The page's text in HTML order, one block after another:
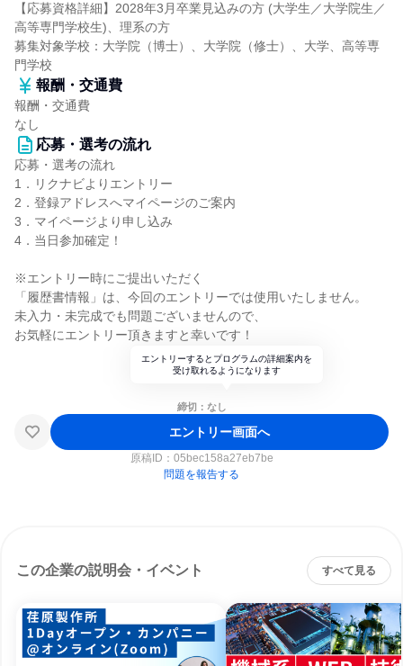
【応募資格詳細】2028年3月卒業見込みの方 (大学生／大学院生／
高等専門学校生)、理系の方
募集対象学校：大学院（博士）、大学院（修士）、大学、高等専
門学校
報酬・交通費
報酬・交通費
なし
応募・選考の流れ
応募・選考の流れ
1．リクナビよりエントリー
2．登録アドレスへマイページのご案内
3．マイページより申し込み
4．当日参加確定！
※エントリー時にご提出いただく
「履歴書情報」は、今回のエントリーでは使用いたしません。
未入力・未完成でも問題ございませんので、
お気軽にエントリー頂きますと幸いです！
エントリーするとプログラムの詳細案内を
受け取れるようになります
締切：なし
エントリー画面へ
原稿ID： 05bec158a27eb7be
問題を報告する
この企業の説明会・イベント すべて見る